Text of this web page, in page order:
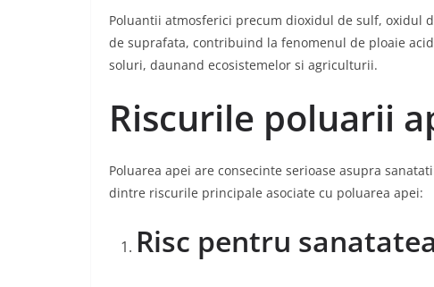
Poluantii atmosferici precum dioxidul de sulf, oxidul
de suprafata, contribuind la fenomenul de ploaie
soluri, daunand ecosistemelor si agriculturii.
Riscurile poluarii
Poluarea apei are consecinte serioase asupra
dintre riscurile principale asociate cu poluarea apei:
Risc pentru